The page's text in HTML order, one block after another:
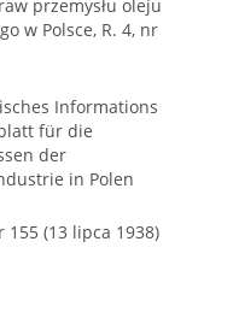
przemysłu oleju
w Polsce, R. 4, nr
Informations
für die
der
in Polen
155 (13 lipca 1938)